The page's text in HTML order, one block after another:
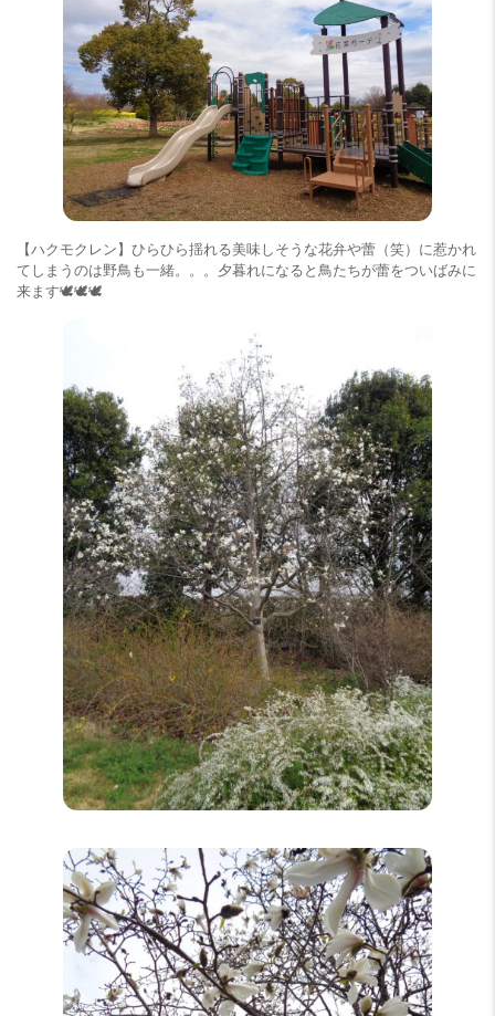
【ハクモクレン】ひらひら揺れる美味しそうな花弁や蕾（笑）に惹かれ
てしまうのは野鳥も一緒。。。夕暮れになると鳥たちが蕾をついばみに
来ます🕊🕊🕊